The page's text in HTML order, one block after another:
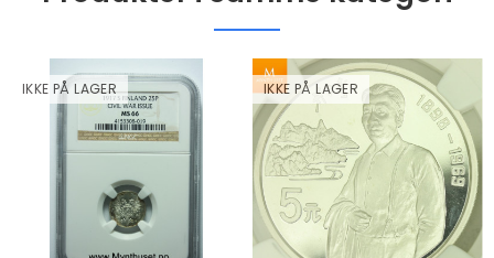
IKKE PÅ LAGER IKKE PÅ LAGER